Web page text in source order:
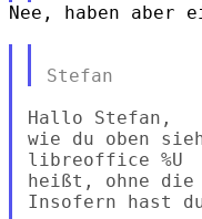
Nee, haben aber
Hallo Stefan,
wie du oben
libreoffice %U
heißt, ohne
Insofern hast